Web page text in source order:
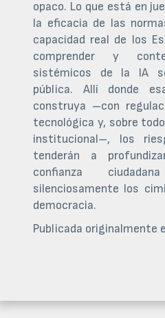
opaco. Lo que está en
la eficacia de las
capacidad real de los
comprender y
sistémicos de la IA
pública. Allí donde
construya –con
tecnológica y, sobre
institucional–, los
tenderán a
confianza
silenciosamente los
democracia.
Publicada originalmente